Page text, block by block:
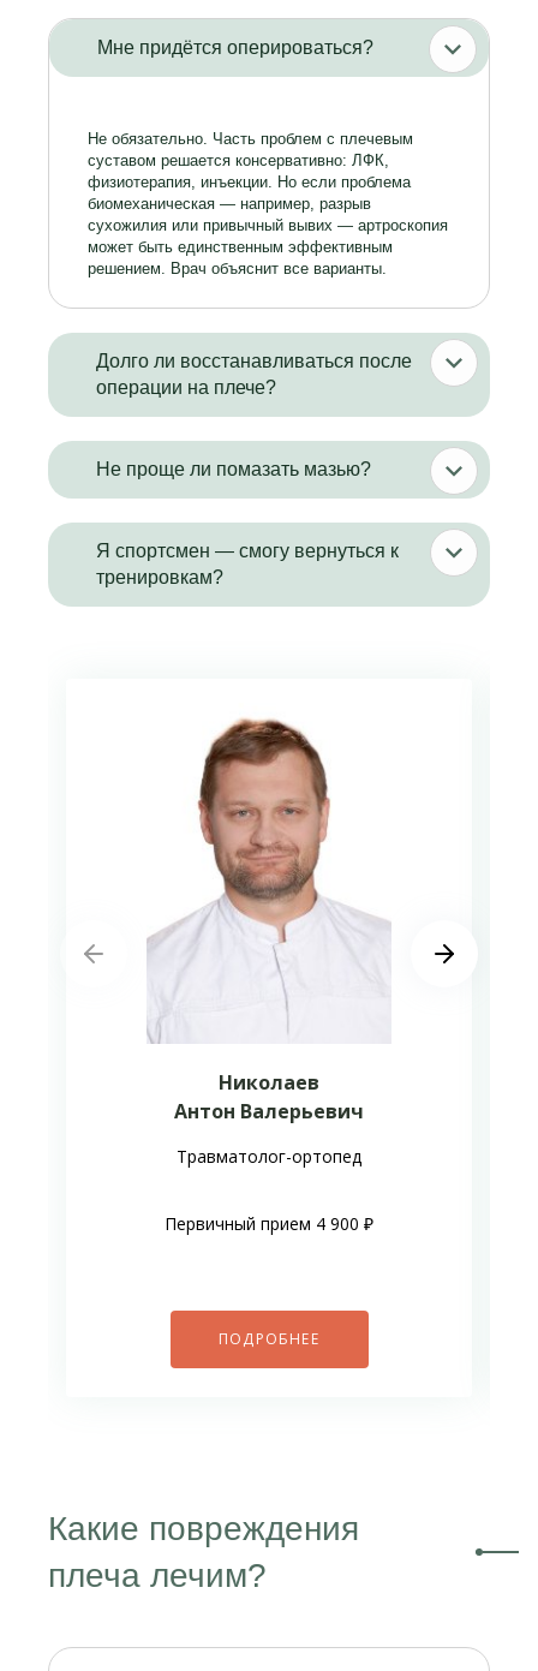
Мне придётся оперироваться?
Не обязательно. Часть проблем с плечевым
суставом решается консервативно: ЛФК,
физиотерапия, инъекции. Но если проблема
биомеханическая — например, разрыв
сухожилия или привычный вывих — артроскопия
может быть единственным эффективным
решением. Врач объяснит все варианты.
Долго ли восстанавливаться после
операции на плече?
Не проще ли помазать мазью?
Я спортсмен — смогу вернуться к
тренировкам?
Николаев
Антон Валерьевич
Травматолог-ортопед
Первичный прием 4 900 ₽
ПОДРОБНЕЕ
Какие повреждения
плеча лечим?